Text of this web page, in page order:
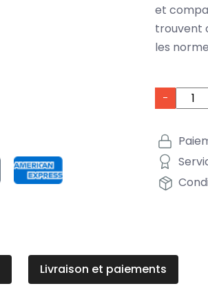
et
trouvent
les
-
Livraison et paiements